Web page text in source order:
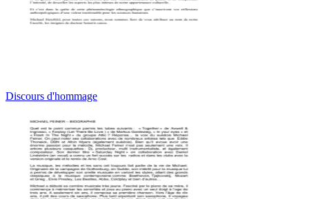
Discours d'hommage